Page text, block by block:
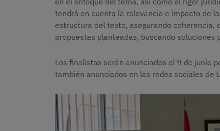
tendrá en cuenta la relevancia e impacto de
estructura del texto, asegurando coherencia,
propuestas planteadas, buscando soluciones
Los finalistas serán anunciados el 9 de junio
también anunciados en las redes sociales de